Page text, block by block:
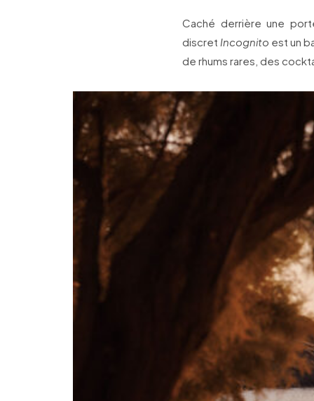
Caché derrière une
discret Incognito est un
de rhums rares, des